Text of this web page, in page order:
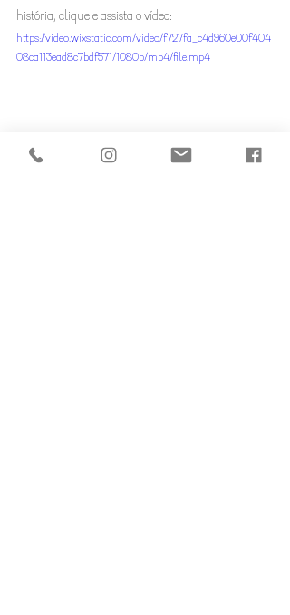
história, clique e assista o vídeo:
https://video.wixstatic.com/video/f727fa_c4d960e00f404
08ca113ead8c7bdf571/1080p/mp4/file.mp4